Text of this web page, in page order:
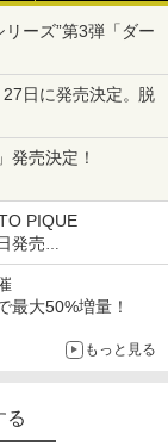
ーズ”第3弾「ダー
大型チーズバーガー
日に発売決定。脱
施
発売決定！
PIQUE
発売
ベビーサタンなどが
最大50%増量！
もっと見る
る